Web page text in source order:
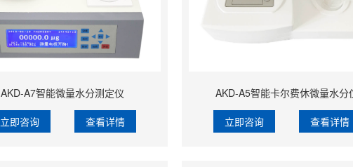
AKD-A7智能微量水分测定仪
立即咨询 查看详情
AKD-A5智能卡尔费休微量水分
立即咨询 查看详情